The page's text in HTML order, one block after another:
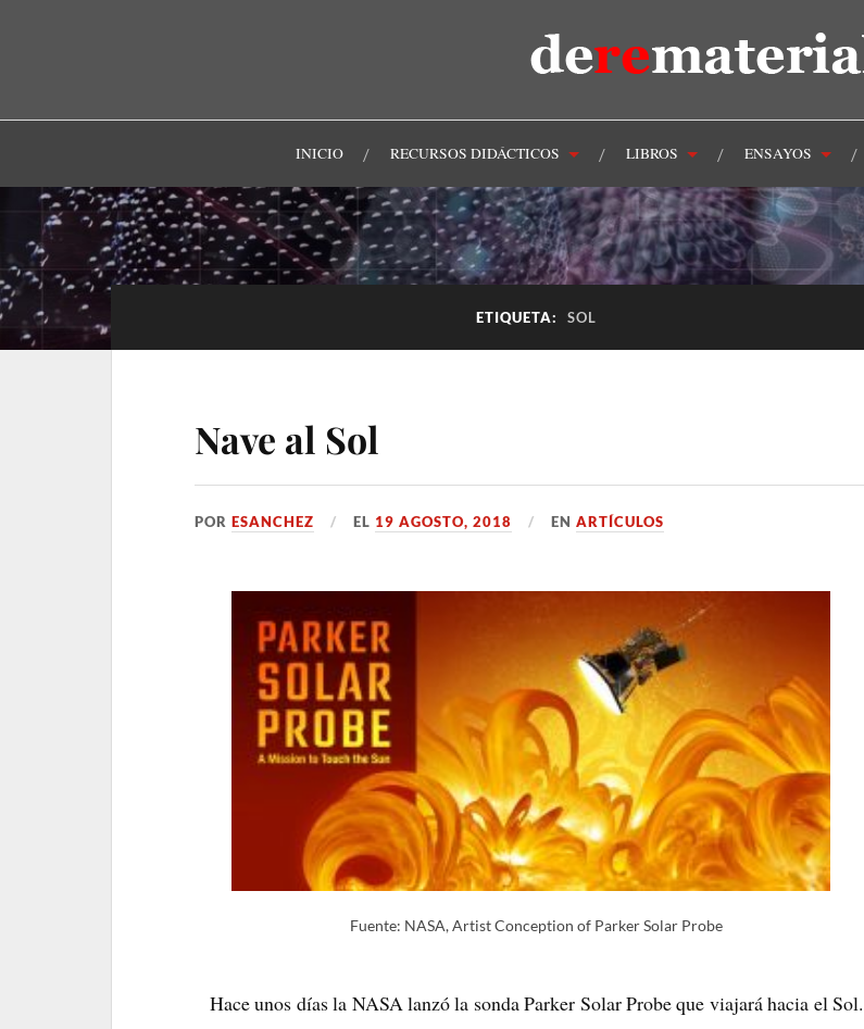
INICIO RECURSOS DIDÁCTICOS LIBROS ENSAYOS
ETIQUETA: SOL
Nave al Sol
PORESANCHEZ EL 19 AGOSTO, 2018 ENARTÍCULOS
Fuente: NASA, Artist Conception of Parker Solar Probe
Hace unos días la NASA lanzó la sonda Parker Solar Probe que viajará hacia el Sol.